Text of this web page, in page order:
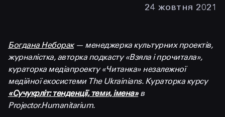
24 жовтня 2021
Богдана Неборак— менеджерка культурних проектів,
журналістка, авторка подкасту «Взяла і прочитала»,
кураторка медіапроекту «Читанка» незалежної
медійної екосистеми The Ukrainians. Кураторка курсу
«Сучукрліт: тенденції, теми, імена» в
Projector.Humanitarium.